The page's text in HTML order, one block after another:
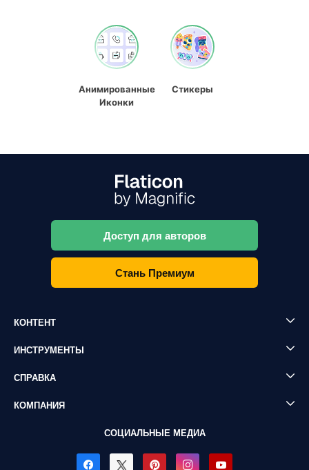
Анимированные
Иконки
Стикеры
Доступ для авторов
Стань Премиум
КОНТЕНТ
ИНСТРУМЕНТЫ
СПРАВКА
КОМПАНИЯ
СОЦИАЛЬНЫЕ МЕДИА